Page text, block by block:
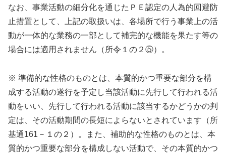
なお、事業活動の細分化を通じたＰＥ認定の人為的回避防
止措置として、上記の取扱いは、各場所で行う事業上の活
動が一体的な業務の一部として補完的な機能を果たす等の
場合には適用されません（所令１の２⑤）。
※ 準備的な性格のものとは、本質的かつ重要な部分を構
成する活動の遂行を予定し当該活動に先行して行われる活
動をいい、先行して行われる活動に該当するかどうかの判
定は、その活動期間の長短によらないとされています（所
基通161－１の２）。また、補助的な性格のものとは、本
質的かつ重要な部分を構成しない活動で、その本質的かつ